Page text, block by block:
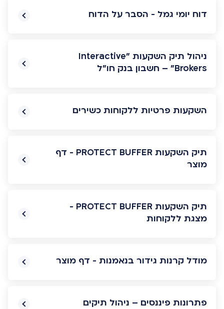
דוח יומי גמל - הסבר על הדוח
ניהול תיק השקעות "Interactive
Brokers" – חשבון בנק חו"ל
השקעות פרטיות ללקוחות כשירים
תיק השקעות PROTECT BUFFER - דף
מוצר
תיק השקעות PROTECT BUFFER -
מצגת ללקוחות
מודל קרנות גידור בנאמנות - דף מוצר
פתרונות פיננסים – ניהול תיקים